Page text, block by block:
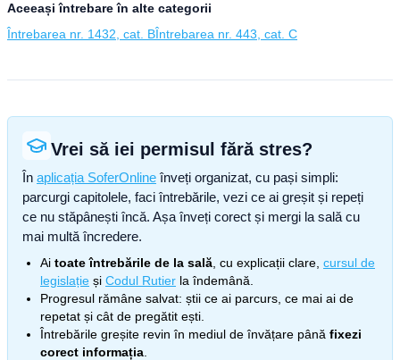
Aceeași întrebare în alte categorii
Întrebarea nr. 1432, cat. BÎntrebarea nr. 443, cat. C
Vrei să iei permisul fără stres?
În aplicația SoferOnline înveți organizat, cu pași simpli:
parcurgi capitolele, faci întrebările, vezi ce ai greșit și repeți
ce nu stăpânești încă. Așa înveți corect și mergi la sală cu
mai multă încredere.
Ai toate întrebările de la sală , cu explicații clare, cursul de
legislație și Codul Rutier la îndemână.
Progresul rămâne salvat: știi ce ai parcurs, ce mai ai de
repetat și cât de pregătit ești.
Întrebările greșite revin în mediul de învățare până fixezi
corect informația